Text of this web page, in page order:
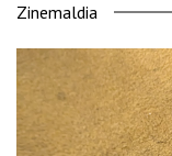
Zinemaldia